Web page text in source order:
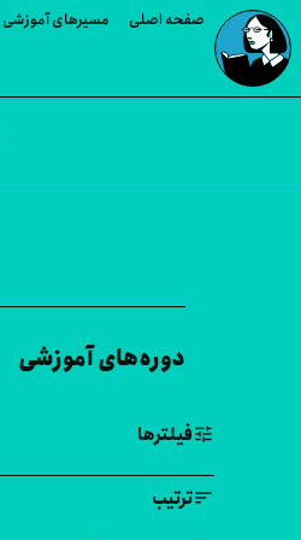
صفحه اصلی مسیرهای آموزشی
دوره‌های آموزشی
tuneفیلترها
sortترتیب